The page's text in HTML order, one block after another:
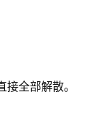
全部解散。